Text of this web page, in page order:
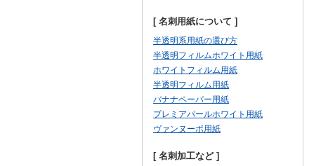
[ 名刺用紙について ]
半透明系用紙の選び方
半透明フィルムホワイト用紙
ホワイトフィルム用紙
半透明フィルム用紙
バナナペーパー用紙
プレミアパールホワイト用紙
ヴァンヌーボ用紙
[ 名刺加工など ]